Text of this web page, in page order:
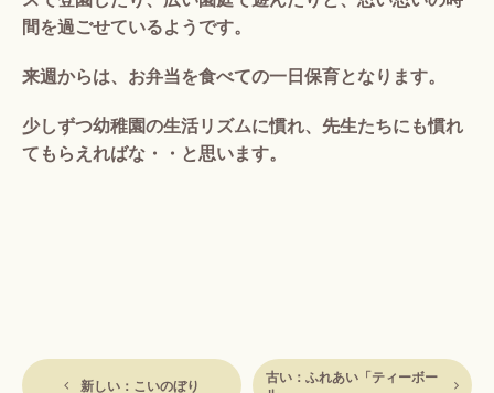
間を過ごせているようです。
来週からは、お弁当を食べての一日保育となります。
少しずつ幼稚園の生活リズムに慣れ、先生たちにも慣れ
てもらえればな・・と思います。
新しい：こいのぼり
古い：ふれあい「ティーボー